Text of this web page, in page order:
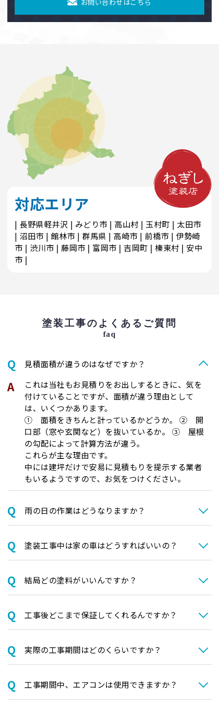
対応エリア
長野県軽井沢 みどり市 高山村 玉村町
太田市
沼田市
館林市 群馬県 高崎市 前橋市
伊勢崎
市
渋川市 藤岡市 富岡市 吉岡町 榛東村
安中
市
塗装工事のよくあるご質問
faq
⾒積⾯積が違うのはなぜですか？
これは当社もお見積りをお出しするときに、気を
付けていることですが、面積が違う理由として
は、いくつかあります。
① 面積をきちんと計っているかどうか。 ② 開
口部（窓や玄関など）を抜いているか。 ③ 屋根
の勾配によって計算方法が違う。
これらが主な理由です。
中には建坪だけで安易に見積もりを提示する業者
もいるようですので、お気をつけください。
⾬の日の作業はどうなりますか？
塗装⼯事中は家の⾞はどうすればいいの？
結局どの塗料がいいんですか？
⼯事後どこまで保証してくれるんですか？
実際の⼯事期間はどのくらいですか？
⼯事期間中、エアコンは使⽤できますか？